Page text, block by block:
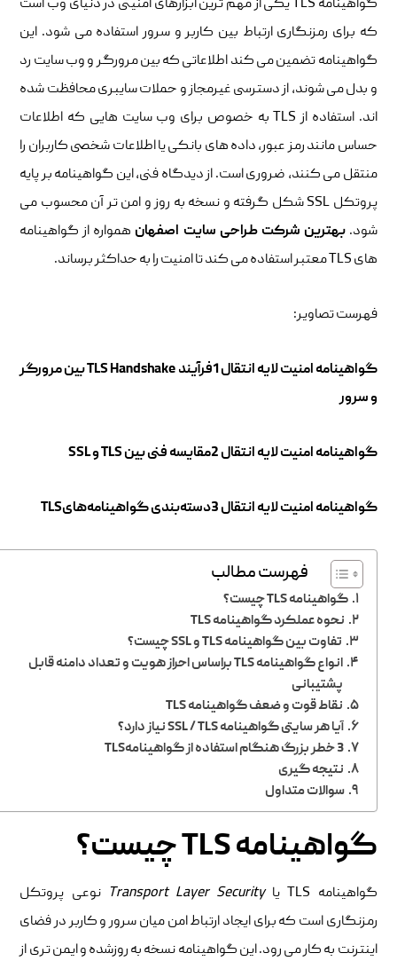
گواهینامه TLS یکی از مهم ترین ابزارهای امنیتی در دنیای وب است
که برای رمزنگاری ارتباط بین کاربر و سرور استفاده می شود. این
گواهینامه تضمین می کند اطلاعاتی که بین مرورگر و وب سایت رد
و بدل می شوند، از دسترسی غیرمجاز و حملات سایبری محافظت شده
اند. استفاده از TLS به خصوص برای وب سایت هایی که اطلاعات
حساس مانند رمز عبور، داده های بانکی یا اطلاعات شخصی کاربران را
منتقل می کنند، ضروری است. از دیدگاه فنی، این گواهینامه بر پایه
پروتکل SSL شکل گرفته و نسخه به روز و امن تر آن محسوب می
شود.بهترین شرکت طراحی سایت اصفهان همواره از گواهینامه
های TLS معتبر استفاده می کند تا امنیت را به حداکثر برساند.
فهرست تصاویر:
گواهینامه امنیت لایه انتقال 1فرآیند TLS Handshake بین مرورگر
و سرور
گواهینامه امنیت لایه انتقال 2مقایسه فنی بین TLS و SSL
گواهینامه امنیت لایه انتقال 3دسته‌بندی گواهینامه‌هایTLS
فهرست مطالب
گواهینامه TLS چیست؟
نحوه عملکرد گواهینامه TLS
تفاوت بین گواهینامه TLS و SSL چیست؟
انواع گواهینامه TLS براساس احراز هویت و تعداد دامنه قابل
پشتیبانی
نقاط قوت و ضعف گواهینامه TLS
آیا هر سایتی گواهینامه SSL / TLS نیاز دارد؟
3 خطر بزرگ هنگام استفاده از گواهینامهTLS
نتیجه گیری
سوالات متداول
گواهینامه TLS چیست؟
گواهینامه TLS یا Transport Layer Security نوعی پروتکل
رمزنگاری است که برای ایجاد ارتباط امن میان سرور و کاربر در فضای
اینترنت به کار می رود. این گواهینامه نسخه به روزشده و ایمن تری از